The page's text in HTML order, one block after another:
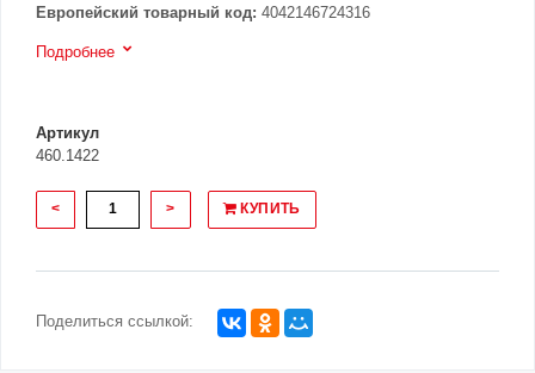
Европейский товарный код: 4042146724316
Подробнее
Артикул
460.1422
< > КУПИТЬ
Поделиться ссылкой: